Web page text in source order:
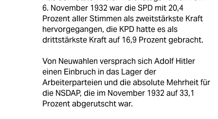
6. November 1932 war die SPD mit 20,4
Prozent aller Stimmen als zweitstärkste Kraft
hervorgegangen, die KPD hatte es als
drittstärkste Kraft auf 16,9 Prozent gebracht.
Von Neuwahlen versprach sich Adolf Hitler
einen Einbruch in das Lager der
Arbeiterparteien und die absolute Mehrheit für
die NSDAP, die im November 1932 auf 33,1
Prozent abgerutscht war.